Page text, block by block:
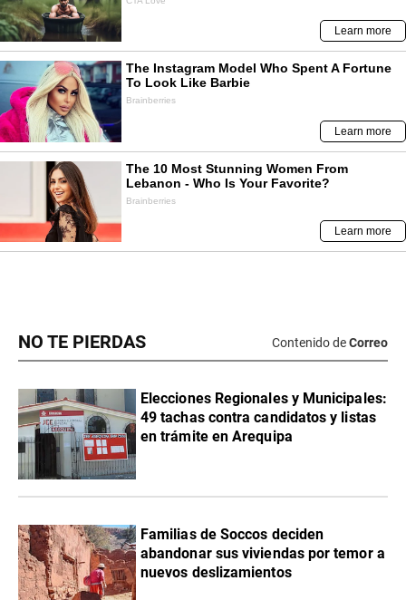
NO TE PIERDAS Contenido deCorreo
Elecciones Regionales y Municipales:
49 tachas contra candidatos y listas
en trámite en Arequipa
Familias de Soccos deciden
abandonar sus viviendas por temor a
nuevos deslizamientos